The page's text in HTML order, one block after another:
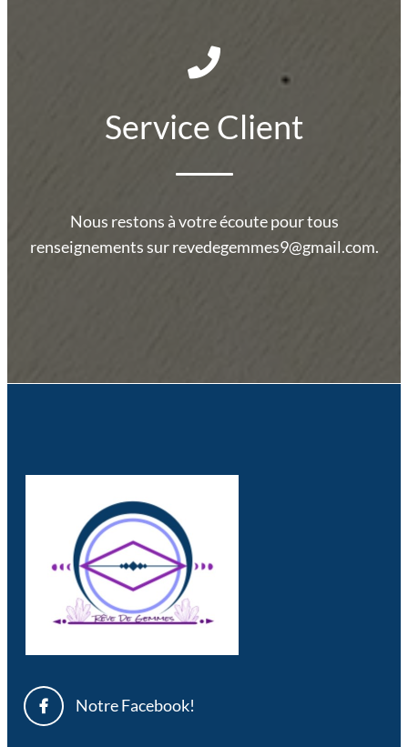
Service Client
Nous restons à votre écoute pour tous
renseignements sur revedegemmes9@gmail.com.
Notre Facebook!